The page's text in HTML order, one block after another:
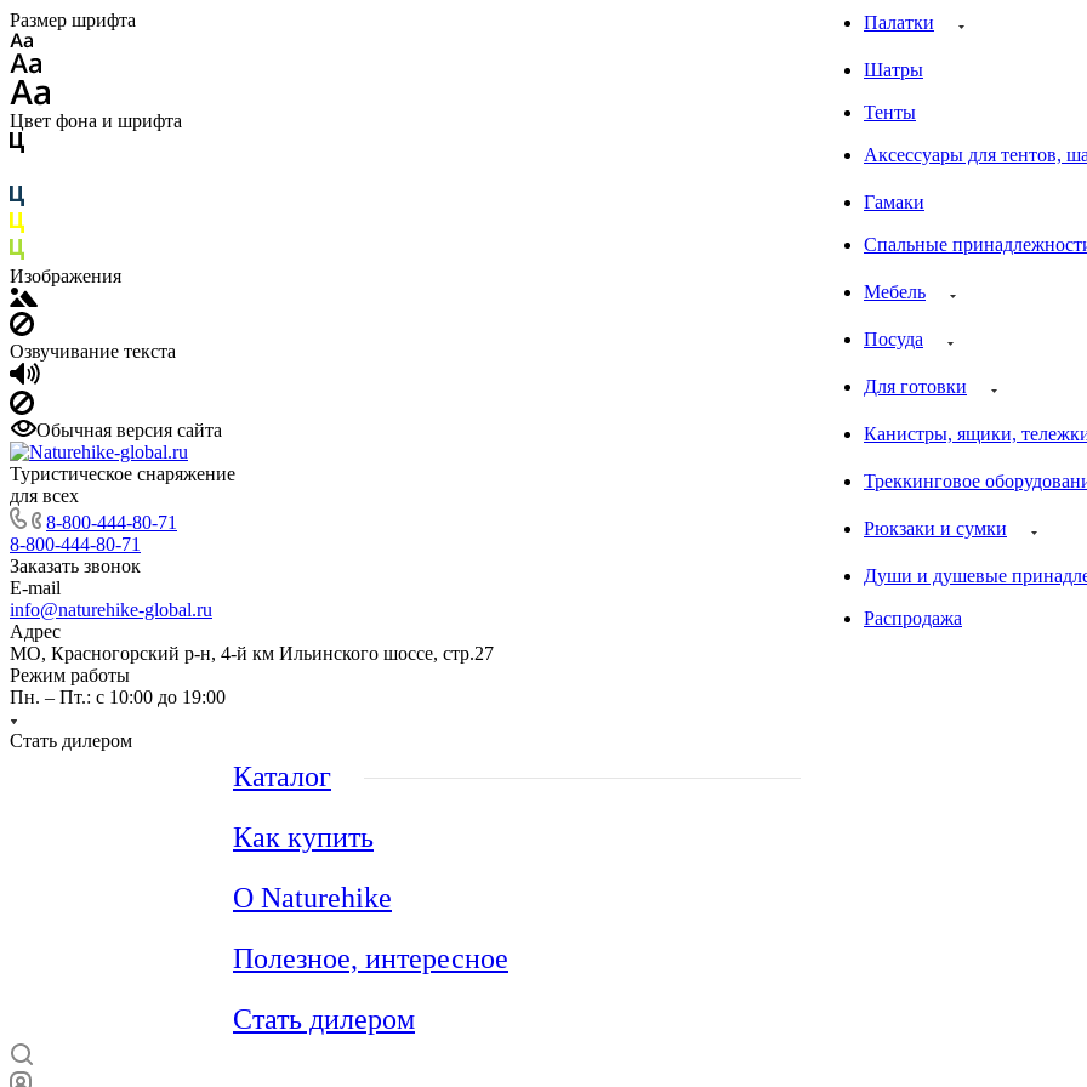
Размер шрифта
Цвет фона и шрифта
Изображения
Озвучивание текста
Обычная версия сайта
Туристическое снаряжение
для всех
8-800-444-80-71
8-800-444-80-71
Заказать звонок
E-mail
info@naturehike-global.ru
Адрес
МО, Красногорский р-н, 4-й км Ильинского шоссе, стр.27
Режим работы
Пн. – Пт.: с 10:00 до 19:00
Стать дилером
Каталог
Палатки
Шатры
Тенты
Аксессуары для тентов,
Гамаки
Спальные
Мебель
Посуда
Для готовки
Канистры, ящики,
Треккинговое
Рюкзаки и сумки
Души и душевые
Распродажа
Как купить
О Naturehike
Полезное, интересное
Стать дилером